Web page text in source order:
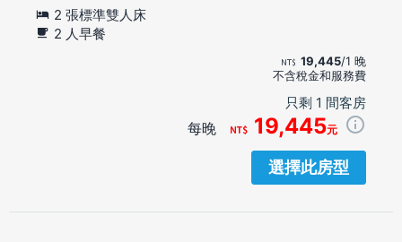
2 張標準雙人床
2 人早餐
19,445/1 晚
不含稅金和服務費
只剩 1 間客房
每晚 19,445元
選擇此房型